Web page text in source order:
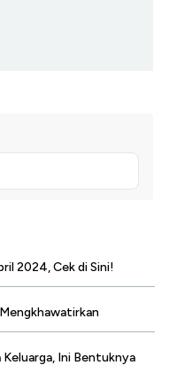
2024, Cek di Sini!
Ini Bentuknya